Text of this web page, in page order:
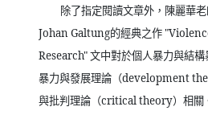
除了指定閱讀文章外，陳麗華
Johan Galtung的經典之作
Research"文中對於個人暴力與結
暴力與發展理論（development
與批判理論（critical theory）相關